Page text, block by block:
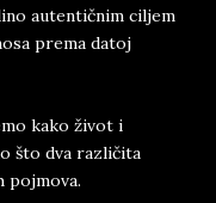
autentičnim ciljem
prema datoj
kako život i
što dva različita
pojmova.